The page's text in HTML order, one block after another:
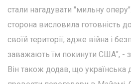
стали нагадувати "мильну
сторона висловила готовність
своїй території, адже війна і
заважають їм покинути США", -
Він також додав, що українська